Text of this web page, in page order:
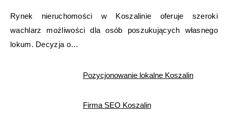
Rynek nieruchomości w Koszalinie oferuje szeroki
wachlarz możliwości dla osób poszukujących własnego
lokum. Decyzja o…
Pozycjonowanie lokalne Koszalin
Firma SEO Koszalin